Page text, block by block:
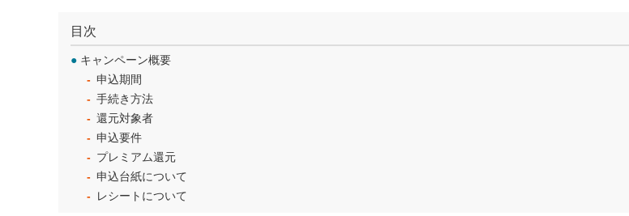
目次
● キャンペーン概要
申込期間
手続き方法
還元対象者
申込要件
プレミアム還元
申込台紙について
レシートについて